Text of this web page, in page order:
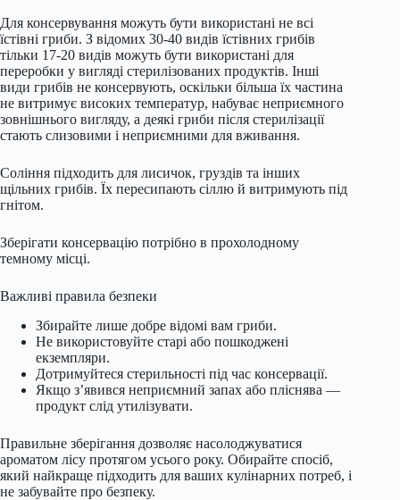
Для консервування можуть бути використані не всі
їстівні гриби. З відомих 30-40 видів їстівних грибів
тільки 17-20 видів можуть бути використані для
переробки у вигляді стерилізованих продуктів. Інші
види грибів не консервують, оскільки більша їх частина
не витримує високих температур, набуває неприємного
зовнішнього вигляду, а деякі гриби після стерилізації
стають слизовими і неприємними для вживання.
Соління підходить для лисичок, груздів та інших
щільних грибів. Їх пересипають сіллю й витримують під
гнітом.
Зберігати консервацію потрібно в прохолодному
темному місці.
Важливі правила безпеки
Збирайте лише добре відомі вам гриби.
Не використовуйте старі або пошкоджені
екземпляри.
Дотримуйтеся стерильності під час консервації.
Якщо з’явився неприємний запах або пліснява —
продукт слід утилізувати.
Правильне зберігання дозволяє насолоджуватися
ароматом лісу протягом усього року. Обирайте спосіб,
який найкраще підходить для ваших кулінарних потреб, і
не забувайте про безпеку.